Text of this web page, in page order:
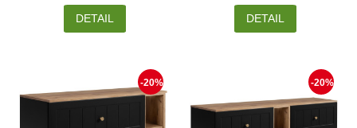
DETAIL DETAIL
-20% -20%